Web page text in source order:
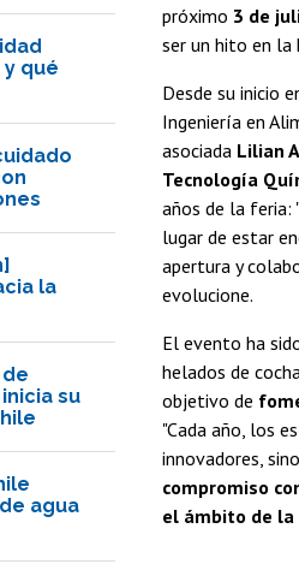
y qué
la
su
agua
próximo 3 de
ser un hito en la
Desde su inicio
Ingeniería en
asociada Lilian
Tecnología
años de la feria:
lugar de estar
apertura y
evolucione.
El evento ha
helados de
objetivo de
"Cada año, los
innovadores,
compromiso
el ámbito de